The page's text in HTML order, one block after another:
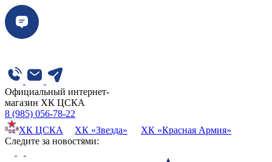
Официальный интернет-
магазин ХК ЦСКА
8 (985) 056-78-22
ХК ЦСКА
ХК «Звезда»
ХК «Красная Армия»
Cледите за новостями: